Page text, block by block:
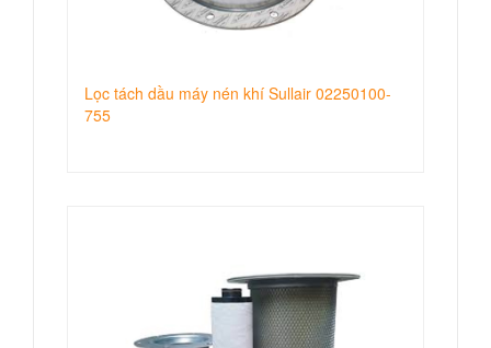
Lọc tách dầu máy nén khí Sullair 02250100-
755